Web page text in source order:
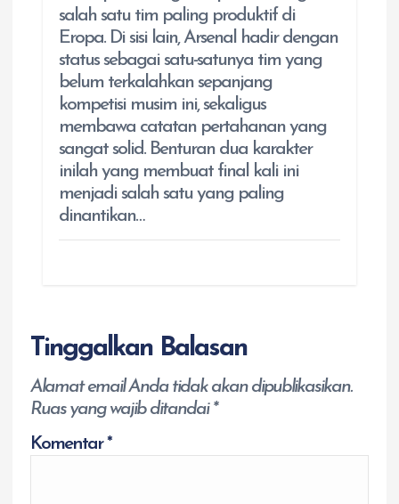
salah satu tim paling produktif di
Eropa. Di sisi lain, Arsenal hadir dengan
status sebagai satu-satunya tim yang
belum terkalahkan sepanjang
kompetisi musim ini, sekaligus
membawa catatan pertahanan yang
sangat solid. Benturan dua karakter
inilah yang membuat final kali ini
menjadi salah satu yang paling
dinantikan…
Tinggalkan Balasan
Alamat email Anda tidak akan dipublikasikan.
Ruas yang wajib ditandai*
Komentar*